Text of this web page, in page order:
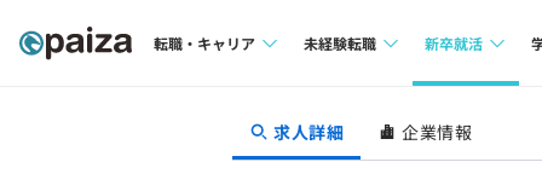
転職・キャリア 未経験転職
求人検索
新卒就活
本選考
求人詳細 企業情報